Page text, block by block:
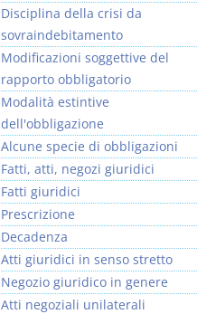
Disciplina della crisi da
sovraindebitamento
Modificazioni soggettive del
rapporto obbligatorio
Modalità estintive
dell'obbligazione
Alcune specie di obbligazioni
Fatti, atti, negozi giuridici
Fatti giuridici
Prescrizione
Decadenza
Atti giuridici in senso stretto
Negozio giuridico in genere
Atti negoziali unilaterali